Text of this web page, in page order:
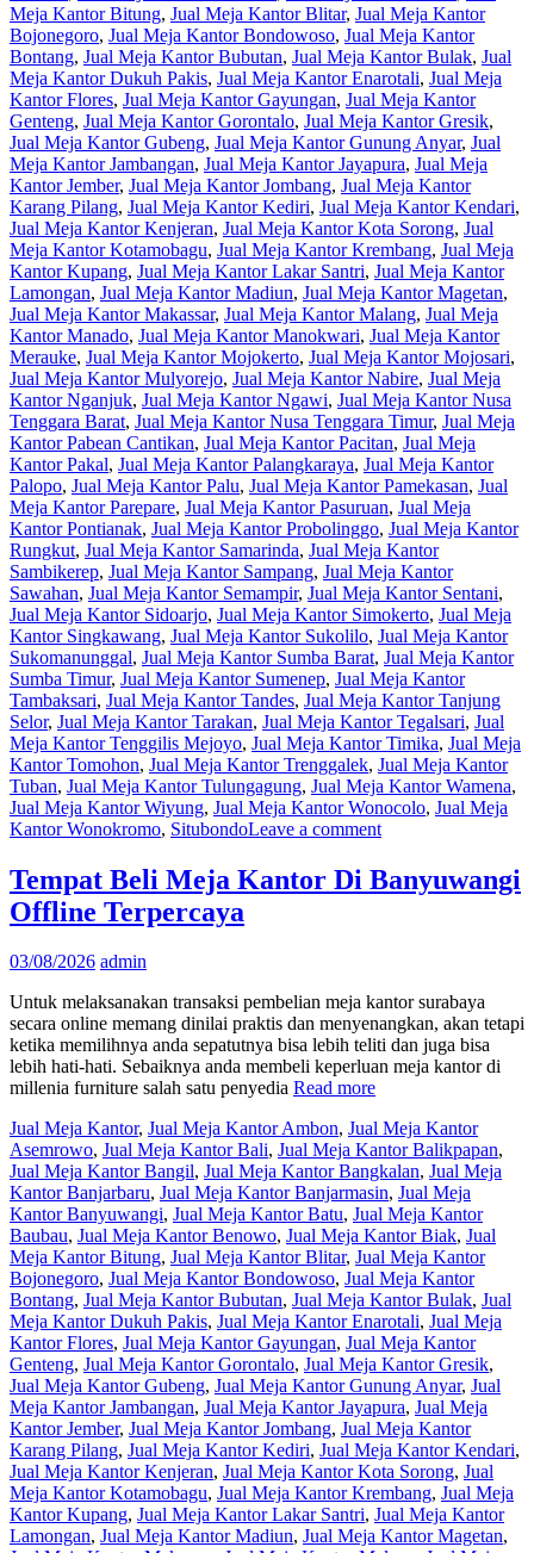
Meja Kantor Bitung, Jual Meja Kantor Blitar, Jual Meja Kantor
Bojonegoro, Jual Meja Kantor Bondowoso, Jual Meja Kantor
Bontang, Jual Meja Kantor Bubutan, Jual Meja Kantor Bulak, Jual
Meja Kantor Dukuh Pakis, Jual Meja Kantor Enarotali, Jual Meja
Kantor Flores, Jual Meja Kantor Gayungan, Jual Meja Kantor
Genteng, Jual Meja Kantor Gorontalo, Jual Meja Kantor Gresik,
Jual Meja Kantor Gubeng, Jual Meja Kantor Gunung Anyar, Jual
Meja Kantor Jambangan, Jual Meja Kantor Jayapura, Jual Meja
Kantor Jember, Jual Meja Kantor Jombang, Jual Meja Kantor
Karang Pilang, Jual Meja Kantor Kediri, Jual Meja Kantor Kendari,
Jual Meja Kantor Kenjeran, Jual Meja Kantor Kota Sorong, Jual
Meja Kantor Kotamobagu, Jual Meja Kantor Krembang, Jual Meja
Kantor Kupang, Jual Meja Kantor Lakar Santri, Jual Meja Kantor
Lamongan, Jual Meja Kantor Madiun, Jual Meja Kantor Magetan,
Jual Meja Kantor Makassar, Jual Meja Kantor Malang, Jual Meja
Kantor Manado, Jual Meja Kantor Manokwari, Jual Meja Kantor
Merauke, Jual Meja Kantor Mojokerto, Jual Meja Kantor Mojosari,
Jual Meja Kantor Mulyorejo, Jual Meja Kantor Nabire, Jual Meja
Kantor Nganjuk, Jual Meja Kantor Ngawi, Jual Meja Kantor Nusa
Tenggara Barat, Jual Meja Kantor Nusa Tenggara Timur, Jual Meja
Kantor Pabean Cantikan, Jual Meja Kantor Pacitan, Jual Meja
Kantor Pakal, Jual Meja Kantor Palangkaraya, Jual Meja Kantor
Palopo, Jual Meja Kantor Palu, Jual Meja Kantor Pamekasan, Jual
Meja Kantor Parepare, Jual Meja Kantor Pasuruan, Jual Meja
Kantor Pontianak, Jual Meja Kantor Probolinggo, Jual Meja Kantor
Rungkut, Jual Meja Kantor Samarinda, Jual Meja Kantor
Sambikerep, Jual Meja Kantor Sampang, Jual Meja Kantor
Sawahan, Jual Meja Kantor Semampir, Jual Meja Kantor Sentani,
Jual Meja Kantor Sidoarjo, Jual Meja Kantor Simokerto, Jual Meja
Kantor Singkawang, Jual Meja Kantor Sukolilo, Jual Meja Kantor
Sukomanunggal, Jual Meja Kantor Sumba Barat, Jual Meja Kantor
Sumba Timur, Jual Meja Kantor Sumenep, Jual Meja Kantor
Tambaksari, Jual Meja Kantor Tandes, Jual Meja Kantor Tanjung
Selor, Jual Meja Kantor Tarakan, Jual Meja Kantor Tegalsari, Jual
Meja Kantor Tenggilis Mejoyo, Jual Meja Kantor Timika, Jual Meja
Kantor Tomohon, Jual Meja Kantor Trenggalek, Jual Meja Kantor
Tuban, Jual Meja Kantor Tulungagung, Jual Meja Kantor Wamena,
Jual Meja Kantor Wiyung, Jual Meja Kantor Wonocolo, Jual Meja
Kantor Wonokromo, SitubondoLeave a comment
Tempat Beli Meja Kantor Di Banyuwangi
Offline Terpercaya
03/08/2026 admin
Untuk melaksanakan transaksi pembelian meja kantor surabaya
secara online memang dinilai praktis dan menyenangkan, akan tetapi
ketika memilihnya anda sepatutnya bisa lebih teliti dan juga bisa
lebih hati-hati. Sebaiknya anda membeli keperluan meja kantor di
millenia furniture salah satu penyedia Read more
Jual Meja Kantor, Jual Meja Kantor Ambon, Jual Meja Kantor
Asemrowo, Jual Meja Kantor Bali, Jual Meja Kantor Balikpapan,
Jual Meja Kantor Bangil, Jual Meja Kantor Bangkalan, Jual Meja
Kantor Banjarbaru, Jual Meja Kantor Banjarmasin, Jual Meja
Kantor Banyuwangi, Jual Meja Kantor Batu, Jual Meja Kantor
Baubau, Jual Meja Kantor Benowo, Jual Meja Kantor Biak, Jual
Meja Kantor Bitung, Jual Meja Kantor Blitar, Jual Meja Kantor
Bojonegoro, Jual Meja Kantor Bondowoso, Jual Meja Kantor
Bontang, Jual Meja Kantor Bubutan, Jual Meja Kantor Bulak, Jual
Meja Kantor Dukuh Pakis, Jual Meja Kantor Enarotali, Jual Meja
Kantor Flores, Jual Meja Kantor Gayungan, Jual Meja Kantor
Genteng, Jual Meja Kantor Gorontalo, Jual Meja Kantor Gresik,
Jual Meja Kantor Gubeng, Jual Meja Kantor Gunung Anyar, Jual
Meja Kantor Jambangan, Jual Meja Kantor Jayapura, Jual Meja
Kantor Jember, Jual Meja Kantor Jombang, Jual Meja Kantor
Karang Pilang, Jual Meja Kantor Kediri, Jual Meja Kantor Kendari,
Jual Meja Kantor Kenjeran, Jual Meja Kantor Kota Sorong, Jual
Meja Kantor Kotamobagu, Jual Meja Kantor Krembang, Jual Meja
Kantor Kupang, Jual Meja Kantor Lakar Santri, Jual Meja Kantor
Lamongan, Jual Meja Kantor Madiun, Jual Meja Kantor Magetan,